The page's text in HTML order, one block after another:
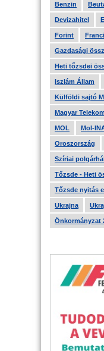
Benzin
Devizahitel
Forint
Gazdasági
Heti tőzsdei
Iszlám Állam
Külföldi sajtó
Magyar Telekom
MOL Mol-
Oroszország
Szíriai
Tőzsde - Heti
Tőzsde nyitás
Ukrajna
Önkormányzat